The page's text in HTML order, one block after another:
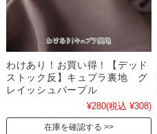
わけあり！お買い得！【デッド
ストック反】キュプラ裏地 グ
レイッシュパープル
¥280(税込 ¥308)
在庫を確認する